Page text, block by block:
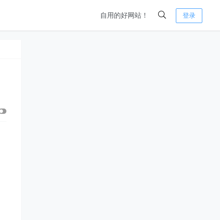
自用的好网站！ 登录